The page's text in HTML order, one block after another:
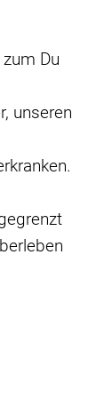
Du
unseren